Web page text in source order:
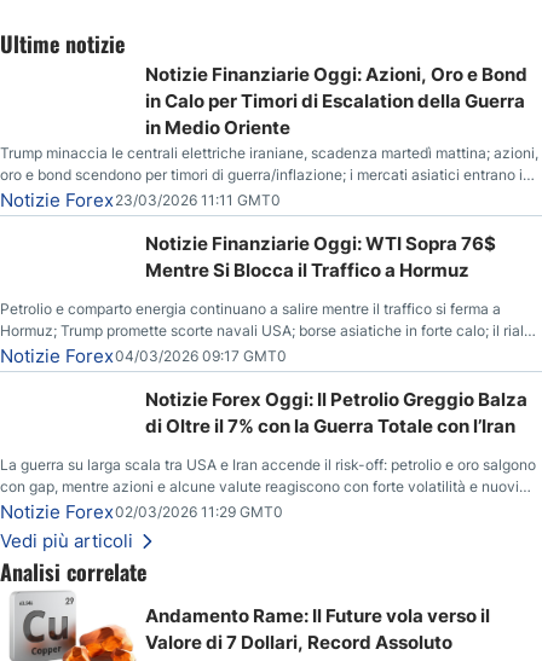
Ultime notizie
Notizie Finanziarie Oggi: Azioni, Oro e Bond
in Calo per Timori di Escalation della Guerra
in Medio Oriente
Trump minaccia le centrali elettriche iraniane, scadenza martedì mattina; azioni,
oro e bond scendono per timori di guerra/inflazione; i mercati asiatici entrano in
correzione; il petrolio greggio resta stabile.
Notizie Forex23/03/2026 11:11 GMT0
Notizie Finanziarie Oggi: WTI Sopra 76$
Mentre Si Blocca il Traffico a Hormuz
Petrolio e comparto energia continuano a salire mentre il traffico si ferma a
Hormuz; Trump promette scorte navali USA; borse asiatiche in forte calo; il rialzo
del gas naturale mette pressione all’euro.
Notizie Forex04/03/2026 09:17 GMT0
Notizie Forex Oggi: Il Petrolio Greggio Balza
di Oltre il 7% con la Guerra Totale con l’Iran
La guerra su larga scala tra USA e Iran accende il risk-off: petrolio e oro salgono
con gap, mentre azioni e alcune valute reagiscono con forte volatilità e nuovi
livelli da monitorare.
Notizie Forex02/03/2026 11:29 GMT0
Vedi più articoli
Analisi correlate
Andamento Rame: Il Future vola verso il
Valore di 7 Dollari, Record Assoluto